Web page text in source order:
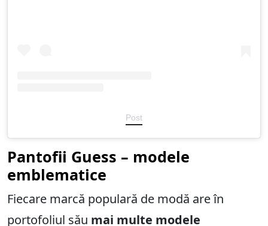
Post
Pantofii Guess – modele
emblematice
Fiecare marcă populară de modă are în
portofoliul său mai multe modele